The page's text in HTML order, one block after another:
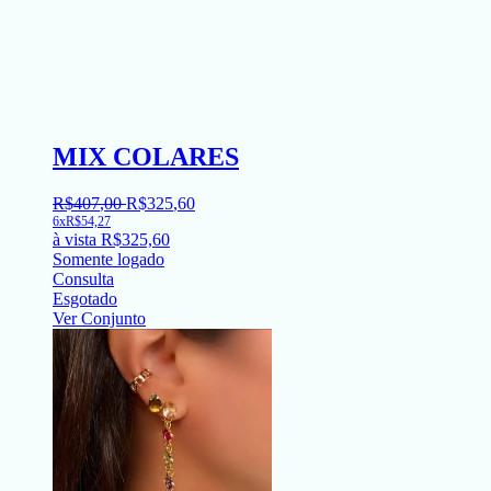
MIX COLARES
R$407,00 R$325,60
6xR$54,27
à vista R$325,60
Somente logado
Consulta
Esgotado
Ver Conjunto